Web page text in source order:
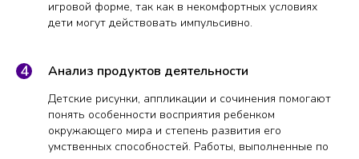
игровой форме, так как в некомфортных условиях
дети могут действовать импульсивно.
Анализ продуктов деятельности
Детские рисунки, аппликации и сочинения помогают
понять особенности восприятия ребенком
окружающего мира и степень развития его
умственных способностей. Работы, выполненные по